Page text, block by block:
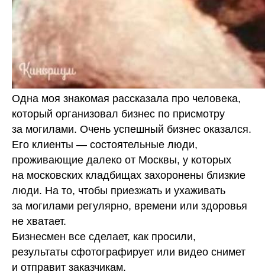
Одна моя знакомая рассказала про человека,
который организовал бизнес по присмотру
за могилами. Очень успешный бизнес оказался.
Его клиенты — состоятельные люди,
проживающие далеко от Москвы, у которых
на московских кладбищах захоронены близкие
люди. На то, чтобы приезжать и ухаживать
за могилами регулярно, времени или здоровья
не хватает.
Бизнесмен все сделает, как просили,
результаты сфотографирует или видео снимет
и отправит заказчикам.